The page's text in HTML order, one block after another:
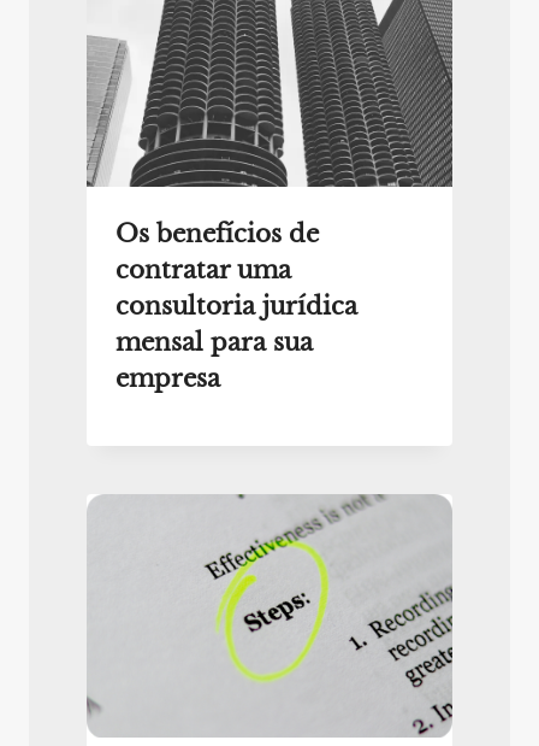
Os benefícios de
contratar uma
consultoria jurídica
mensal para sua
empresa